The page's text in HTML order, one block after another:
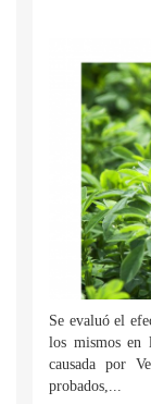
Se evaluó el
los mismos en
causada por
probados,...